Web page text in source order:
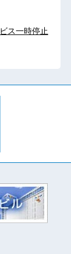
ス一時停止